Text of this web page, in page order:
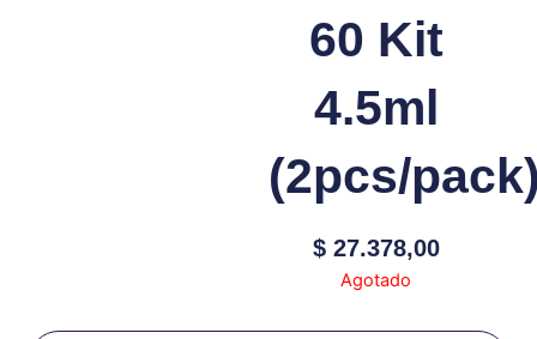
60 Kit
4.5ml
(2pcs/
$27.378,00
Agotado